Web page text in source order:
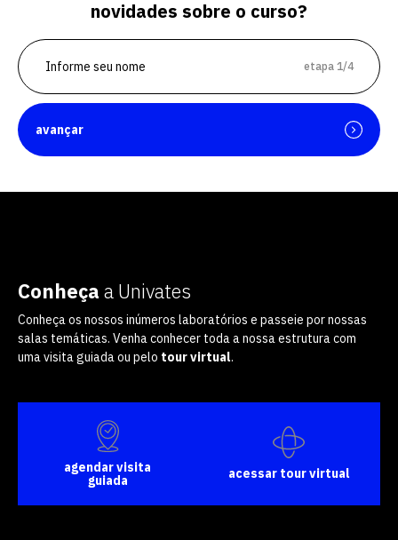
novidades sobre o curso?
etapa 1/4
avançar
Conheça a Univates
Conheça os nossos inúmeros laboratórios e passeie por nossas
salas temáticas. Venha conhecer toda a nossa estrutura com
uma visita guiada ou pelo tour virtual.
agendar visita
guiada
acessar tour virtual